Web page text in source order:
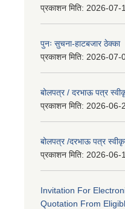
प्रकाशन मिति: 2026-07-
पुनः सुचना-हाटबजार ठेक्का
प्रकाशन मिति: 2026-07-
बोलपत्र / दरभाऊ पत्र
प्रकाशन मिति: 2026-06-
बोलपत्र /दरभाऊ पत्र
प्रकाशन मिति: 2026-06-
Invitation For
Quotation From